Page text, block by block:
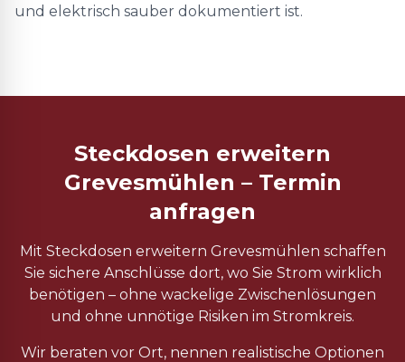
und elektrisch sauber dokumentiert ist.
Steckdosen erweitern
Grevesmühlen – Termin
anfragen
Mit Steckdosen erweitern Grevesmühlen schaffen
Sie sichere Anschlüsse dort, wo Sie Strom wirklich
benötigen – ohne wackelige Zwischenlösungen
und ohne unnötige Risiken im Stromkreis.
Wir beraten vor Ort, nennen realistische Optionen